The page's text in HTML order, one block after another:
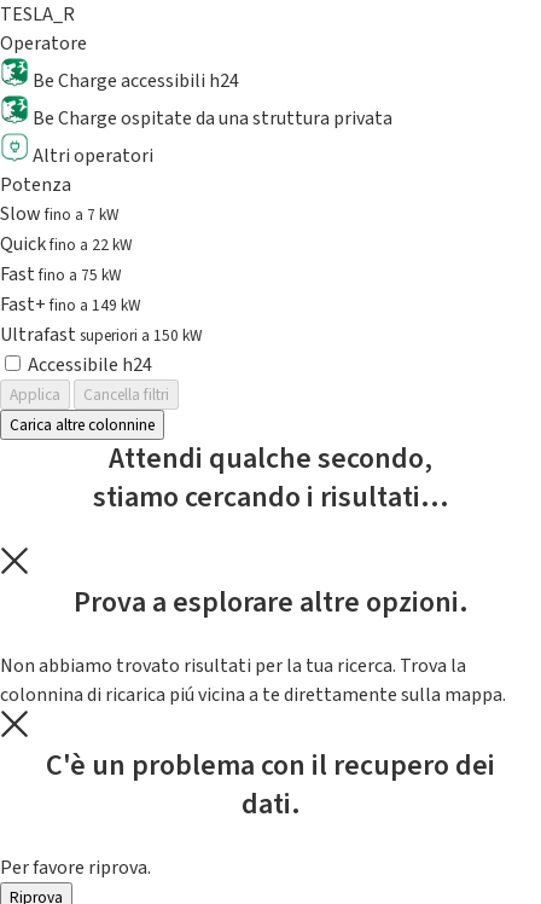
TESLA_R
Operatore
Be Charge accessibili h24
Be Charge ospitate da una struttura privata
Altri operatori
Potenza
Slowfino a 7 kW
Quickfino a 22 kW
Fastfino a 75 kW
Fast+fino a 149 kW
Ultrafast superiori a 150 kW
Accessibile h24
Applica
Cancella filtri
Carica altre colonnine
Attendi qualche secondo,
stiamo cercando i risultati...
Prova a esplorare altre opzioni.
Non abbiamo trovato risultati per la tua ricerca. Trova la
colonnina di ricarica piú vicina a te direttamente sulla mappa.
C'è un problema con il recupero dei
dati.
Per favore riprova.
Riprova